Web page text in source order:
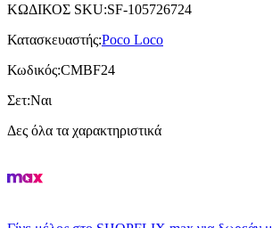
ΚΩΔΙΚΟΣ SKU:SF-105726724
Κατασκευαστής:Poco Loco
Κωδικός:CMBF24
Σετ:Ναι
Δες όλα τα χαρακτηριστικά